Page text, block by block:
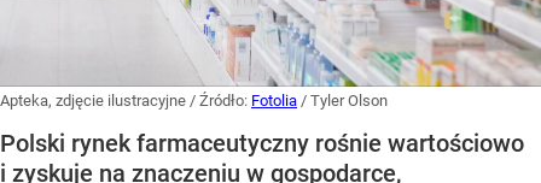
Apteka, zdjęcie ilustracyjne / Źródło: Fotolia / Tyler Olson
Polski rynek farmaceutyczny rośnie wartościowo
i zyskuje na znaczeniu w gospodarce,